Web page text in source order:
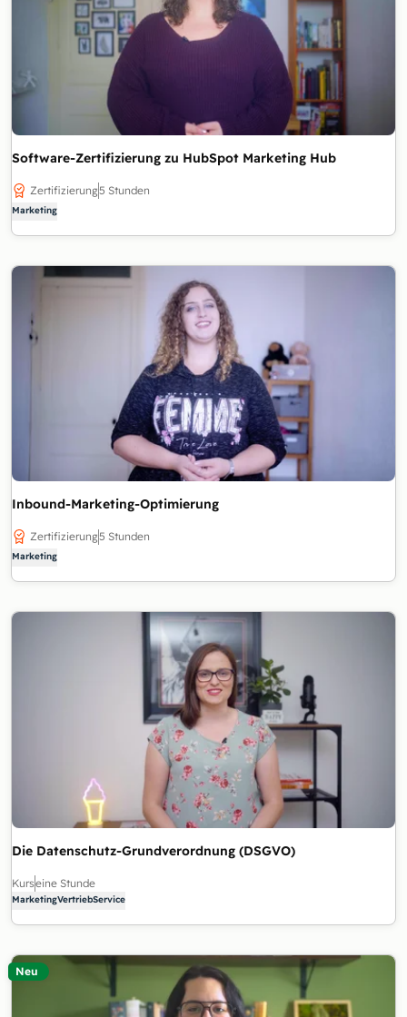
Software-Zertifizierung zu HubSpot Marketing Hub
Zertifizierung5 Stunden
Marketing
Inbound-Marketing-Optimierung
Zertifizierung5 Stunden
Marketing
Die Datenschutz-Grundverordnung (DSGVO)
Kurseine Stunde
MarketingVertriebService
Neu